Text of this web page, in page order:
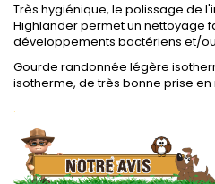
Très hygiénique, le polissage de
Highlander permet un nettoyage
développements bactériens et/
Gourde randonnée légère
isotherme, de très bonne prise en
.